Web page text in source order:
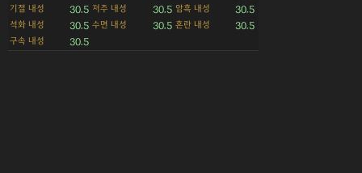
기절 내성 30.5 저주 내성 30.5 암흑 내성 30.5
석화 내성 30.5 수면 내성 30.5 혼란 내성 30.5
구속 내성 30.5